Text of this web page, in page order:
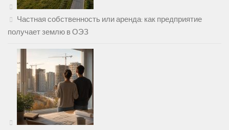
Частная собственность или аренда: как предприятие
получает землю в ОЭЗ